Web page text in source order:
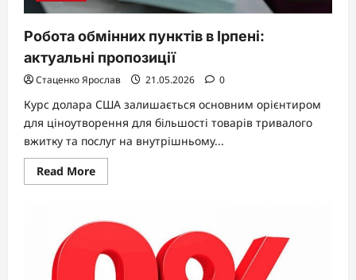
Робота обмінних пунктів в Ірпені:
актуальні пропозиції
Стаценко Ярослав 21.05.2026 0
Курс долара США залишається основним орієнтиром
для ціноутворення для більшості товарів тривалого
вжитку та послуг на внутрішньому...
Read MoreRead
more
пунктів
Ірпені:
актуальні
пропозиції